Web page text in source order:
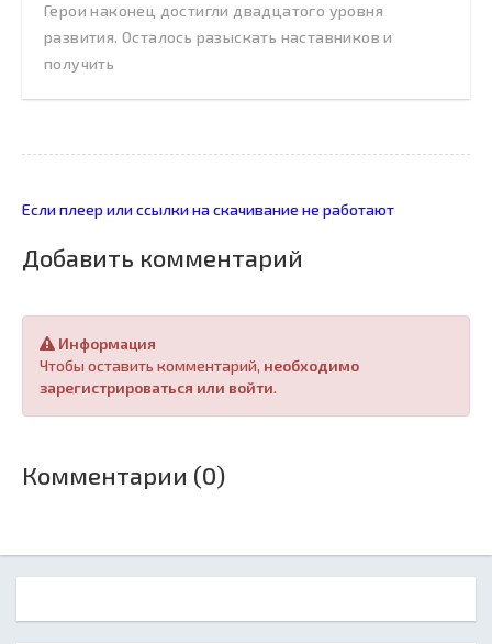
Герои наконец достигли двадцатого уровня
развития. Осталось разыскать наставников и
получить
Если плеер или ссылки на скачивание не работают
Добавить комментарий
Информация
Чтобы оставить комментарий, необходимо
зарегистрироваться или войти.
Комментарии (0)